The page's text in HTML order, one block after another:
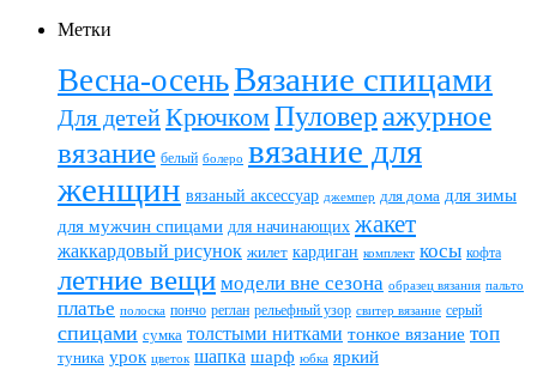
Метки
Весна-осеньВязание спицами
Для детейКрючкомПуловер ажурное
вязание белый болеро вязание для
женщин вязаный аксессуар джемпер для дома для зимы
для мужчин спицами для начинающих жакет
жаккардовый рисунок жилет кардиган комплект косы кофта
летние вещи модели вне сезона образец вязания пальто
платье полоска пончо реглан рельефный узор свитер вязание серый
спицами сумка толстыми нитками тонкое вязание топ
туника урок цветок шапка шарф юбка яркий